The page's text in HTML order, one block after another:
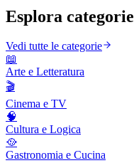
Esplora categorie
Vedi tutte le categorie
📖
Arte e Letteratura
🎬
Cinema e TV
🧠
Cultura e Logica
🥘
Gastronomia e Cucina